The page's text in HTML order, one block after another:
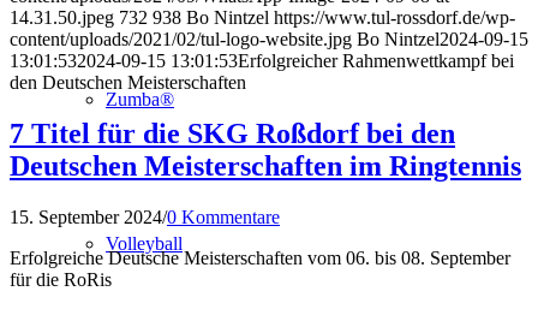
Zumba®
Volleyball
14.31.50.jpeg 732 938 Bo Nintzel https://www.tul-rossdorf.de/wp-
content/uploads/2021/02/tul-logo-website.jpg Bo Nintzel2024-09-15
13:01:532024-09-15 13:01:53Erfolgreicher Rahmenwettkampf bei
den Deutschen Meisterschaften
7 Titel für die SKG Roßdorf bei den
Deutschen Meisterschaften im Ringtennis
15. September 2024/0 Kommentare
Erfolgreiche Deutsche Meisterschaften vom 06. bis 08. September
für die RoRis